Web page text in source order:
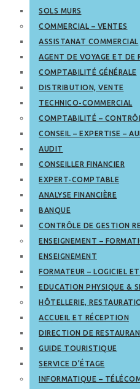
SOLS MURS
COMMERCIAL – VENTES
ASSISTANAT COMMERCIAL
AGENT DE VOYAGE ET DE
COMPTABILITÉ GÉNÉRALE
DISTRIBUTION, VENTE
TECHNICO-COMMERCIAL
COMPTABILITÉ –
CONSEIL – EXPERTISE –
AUDIT
CONSEILLER FINANCIER
EXPERT-COMPTABLE
ANALYSE FINANCIÈRE
BANQUE
CONTRÔLE DE GESTION
ENSEIGNEMENT –
ENSEIGNEMENT
FORMATEUR – LOGICIEL
EDUCATION PHYSIQUE &
HÔTELLERIE,
ACCUEIL ET RÉCEPTION
DIRECTION DE
GUIDE TOURISTIQUE
SERVICE D’ÉTAGE
INFORMATIQUE –